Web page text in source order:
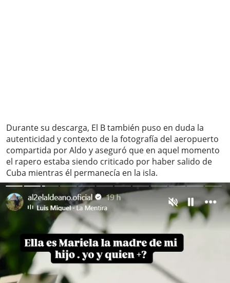
Durante su descarga, El B también puso en duda la
autenticidad y contexto de la fotografía del aeropuerto
compartida por Aldo y aseguró que en aquel momento
el rapero estaba siendo criticado por haber salido de
Cuba mientras él permanecía en la isla.